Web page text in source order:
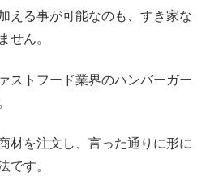
える事が可能なのも、すき家な
せん。
ストフード業界のハンバーガー
材を注文し、言った通りに形に
です。